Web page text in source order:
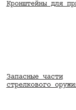
Кронштейны для
Запасные части
стрелкового